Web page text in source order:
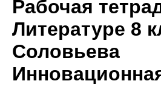
Рабочая
Литературе 8
Соловьева